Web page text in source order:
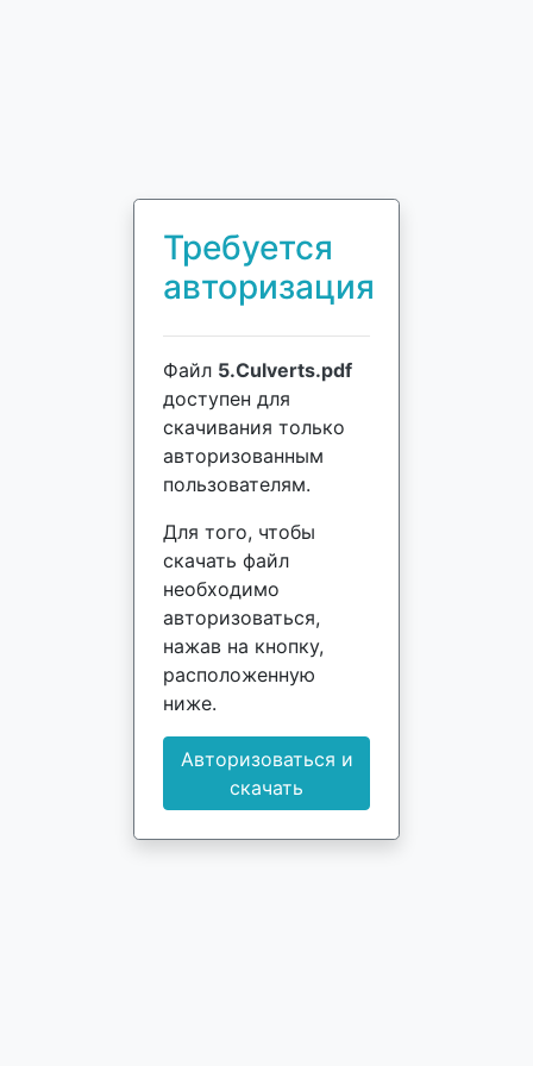
Требуется
авторизация
Файл 5.Culverts.pdf
доступен для
скачивания только
авторизованным
пользователям.
Для того, чтобы
скачать файл
необходимо
авторизоваться,
нажав на кнопку,
расположенную
ниже.
Авторизоваться и
скачать